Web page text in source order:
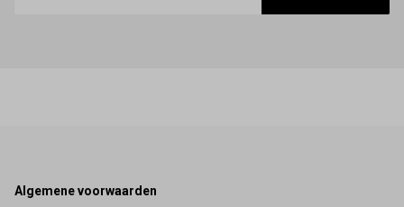
Footer
Algemene voorwaarden